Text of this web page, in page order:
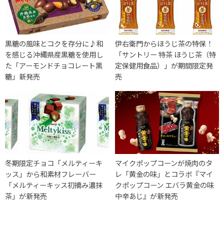
黒糖の風味とコクを存分に♪和
を感じる沖縄県産黒糖を使用し
た「アーモンドチョコレート黒
糖」新発売
伊右衛門からほうじ茶の特保！
「サントリー 特茶 ほうじ茶（特
定保健用食品）」が期間限定発
売
冬期限定チョコ「メルティーキ
ッス」から和素材フレーバー
「メルティーキッス初摘み濃抹
茶」が新発売
マイクポップコーンが焼肉のタ
レ「黄金の味」とコラボ『マイ
クポップコーン エバラ黄金の味
中辛あじ』が新発売